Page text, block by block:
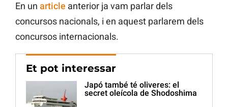
En un article anterior ja vam parlar dels
concursos nacionals, i en aquest parlarem dels
concursos internacionals.
Et pot interessar
Japó també té oliveres: el
secret oleícola de Shodoshima